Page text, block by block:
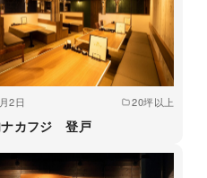
2日 20坪以上
ナカフジ 登戸